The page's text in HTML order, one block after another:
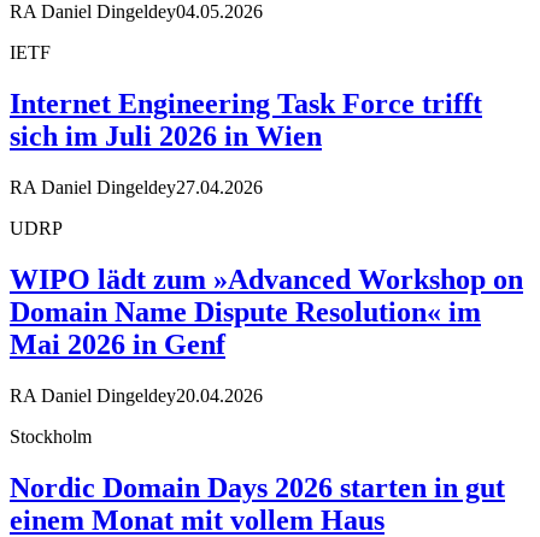
RA Daniel Dingeldey04.05.2026
IETF
Internet Engineering Task Force trifft
sich im Juli 2026 in Wien
RA Daniel Dingeldey27.04.2026
UDRP
WIPO lädt zum »Advanced Workshop on
Domain Name Dispute Resolution« im
Mai 2026 in Genf
RA Daniel Dingeldey20.04.2026
Stockholm
Nordic Domain Days 2026 starten in gut
einem Monat mit vollem Haus